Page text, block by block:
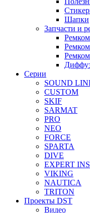
Шапки
Запчасти и
Серии
SOUND
CUSTOM
SKIF
SARMAT
PRO
NEO
FORCE
SPARTA
DIVE
EXPERT
VIKING
NAUTICA
TRITON
Проекты DST
Видео